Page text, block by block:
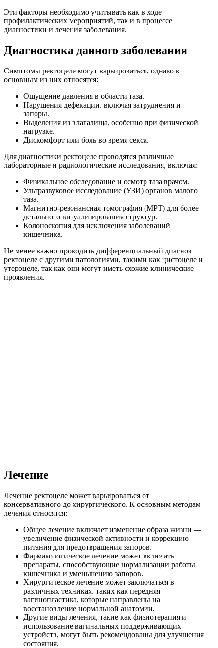
Эти факторы необходимо учитывать как в ходе
профилактических мероприятий, так и в процессе
диагностики и лечения заболевания.
Диагностика данного заболевания
Симптомы ректоцеле могут варьироваться, однако к
основным из них относятся:
Ощущение давления в области таза.
Нарушения дефекации, включая затруднения и
запоры.
Выделения из влагалища, особенно при физической
нагрузке.
Дискомфорт или боль во время секса.
Для диагностики ректоцеле проводятся различные
лабораторные и радиологические исследования, включая:
Физикальное обследование и осмотр таза врачом.
Ультразвуковое исследование (УЗИ) органов малого
таза.
Магнитно-резонансная томография (МРТ) для более
детального визуализирования структур.
Колоноскопия для исключения заболеваний
кишечника.
Не менее важно проводить дифференциальный диагноз
ректоцеле с другими патологиями, такими как цистоцеле и
утероцеле, так как они могут иметь схожие клинические
проявления.
Лечение
Лечение ректоцеле может варьироваться от
консервативного до хирургического. К основным методам
лечения относятся:
Общее лечение включает изменение образа жизни —
увеличение физической активности и коррекцию
питания для предотвращения запоров.
Фармакологическое лечение может включать
препараты, способствующие нормализации работы
кишечника и уменьшению запоров.
Хирургическое лечение может заключаться в
различных техниках, таких как передняя
вагинопластика, которые направлены на
восстановление нормальной анатомии.
Другие виды лечения, такие как физиотерапия и
использование вагинальных поддерживающих
устройств, могут быть рекомендованы для улучшения
состояния.